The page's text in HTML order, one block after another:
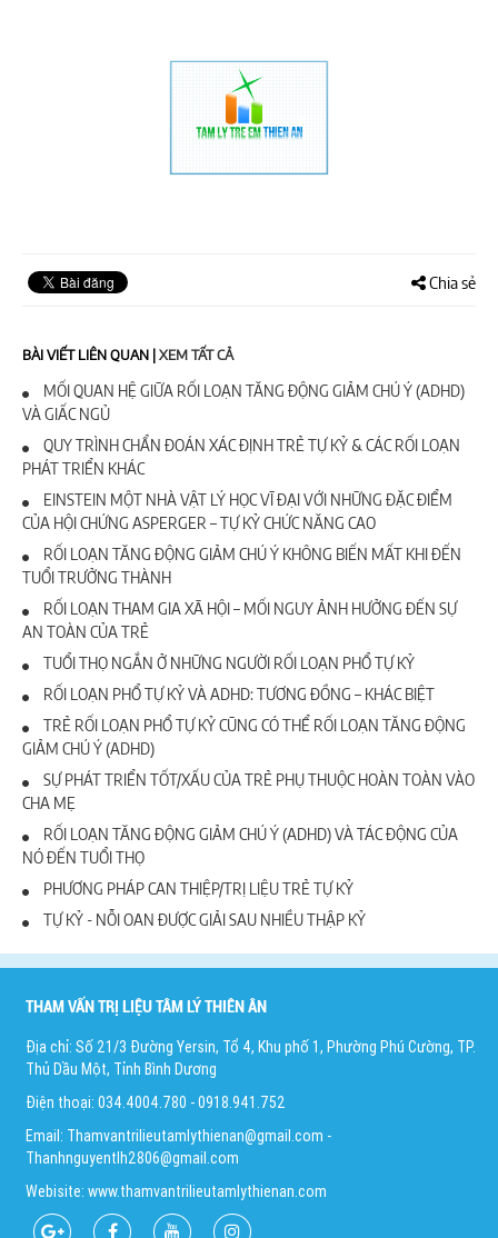
Chia sẻ
BÀI VIẾT LIÊN QUAN |XEM TẤT CẢ
MỐI QUAN HỆ GIỮA RỐI LOẠN TĂNG ĐỘNG GIẢM CHÚ Ý (ADHD)
VÀ GIẤC NGỦ
QUY TRÌNH CHẨN ĐOÁN XÁC ĐỊNH TRẺ TỰ KỶ & CÁC RỐI LOẠN
PHÁT TRIỂN KHÁC
EINSTEIN MỘT NHÀ VẬT LÝ HỌC VĨ ĐẠI VỚI NHỮNG ĐẶC ĐIỂM
CỦA HỘI CHỨNG ASPERGER – TỰ KỶ CHỨC NĂNG CAO
RỐI LOẠN TĂNG ĐỘNG GIẢM CHÚ Ý KHÔNG BIẾN MẤT KHI ĐẾN
TUỔI TRƯỞNG THÀNH
RỐI LOẠN THAM GIA XÃ HỘI – MỐI NGUY ẢNH HƯỞNG ĐẾN SỰ
AN TOÀN CỦA TRẺ
TUỔI THỌ NGẮN Ở NHỮNG NGƯỜI RỐI LOẠN PHỔ TỰ KỶ
RỐI LOẠN PHỔ TỰ KỶ VÀ ADHD: TƯƠNG ĐỒNG – KHÁC BIỆT
TRẺ RỐI LOẠN PHỔ TỰ KỶ CŨNG CÓ THỂ RỐI LOẠN TĂNG ĐỘNG
GIẢM CHÚ Ý (ADHD)
SỰ PHÁT TRIỂN TỐT/XẤU CỦA TRẺ PHỤ THUỘC HOÀN TOÀN VÀO
CHA MẸ
RỐI LOẠN TĂNG ĐỘNG GIẢM CHÚ Ý (ADHD) VÀ TÁC ĐỘNG CỦA
NÓ ĐẾN TUỔI THỌ
PHƯƠNG PHÁP CAN THIỆP/TRỊ LIỆU TRẺ TỰ KỶ
TỰ KỶ - NỖI OAN ĐƯỢC GIẢI SAU NHIỀU THẬP KỶ
THAM VẤN TRỊ LIỆU TÂM LÝ THIÊN ÂN
Địa chỉ: Số 21/3 Đường Yersin, Tổ 4, Khu phố 1, Phường Phú Cường, TP.
Thủ Dầu Một, Tỉnh Bình Dương
Điện thoại: 034.4004.780 - 0918.941.752
Email: Thamvantrilieutamlythienan@gmail.com -
Thanhnguyentlh2806@gmail.com
Webisite: www.thamvantrilieutamlythienan.com